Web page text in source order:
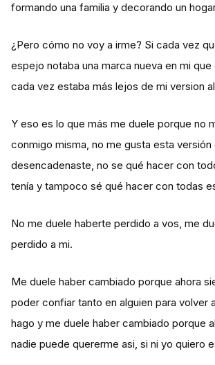
formando una familia y decorando un
¿Pero cómo no voy a irme? Si cada vez
espejo notaba una marca nueva en mi
cada vez estaba más lejos de mi version
Y eso es lo que más me duele porque no
conmigo misma, no me gusta esta versión
desencadenaste, no se qué hacer con
tenía y tampoco sé qué hacer con todas
No me duele haberte perdido a vos, me
perdido a mi.
Me duele haber cambiado porque ahora
poder confiar tanto en alguien para volver
hago y me duele haber cambiado porque
nadie puede quererme asi, si ni yo quiero